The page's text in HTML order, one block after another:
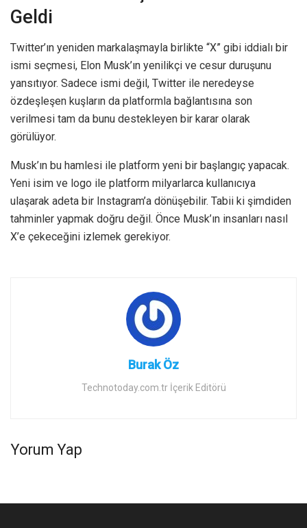
Geldi
Twitter’ın yeniden markalaşmayla birlikte “X” gibi iddialı bir
ismi seçmesi, Elon Musk’ın yenilikçi ve cesur duruşunu
yansıtıyor. Sadece ismi değil, Twitter ile neredeyse
özdeşleşen kuşların da platformla bağlantısına son
verilmesi tam da bunu destekleyen bir karar olarak
görülüyor.
Musk’ın bu hamlesi ile platform yeni bir başlangıç yapacak.
Yeni isim ve logo ile platform milyarlarca kullanıcıya
ulaşarak adeta bir Instagram’a dönüşebilir. Tabii ki şimdiden
tahminler yapmak doğru değil. Önce Musk’ın insanları nasıl
X’e çekeceğini izlemek gerekiyor.
Burak Öz
Technotoday.com.tr İçerik Editörü
Yorum Yap